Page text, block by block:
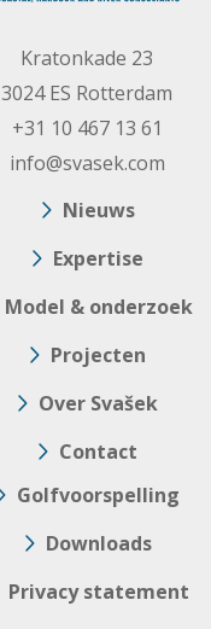
Kratonkade 23
3024 ES Rotterdam
+31 10 467 13 61
info@svasek.com
Nieuws
Expertise
Model & onderzoek
Projecten
Over Svašek
Contact
Golfvoorspelling
Downloads
Privacy statement